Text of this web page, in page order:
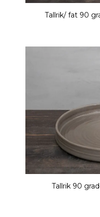
Tallrik/ fat 90
Tallrik 90